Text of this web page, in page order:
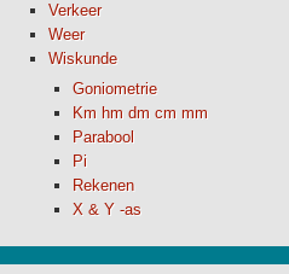
Verkeer
Weer
Wiskunde
Goniometrie
Km hm dm cm mm
Parabool
Pi
Rekenen
X & Y -as